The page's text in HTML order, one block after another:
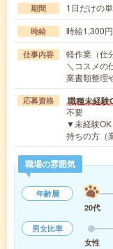
期間 1日だけの
時給 時給1,300
仕事内容
軽作業（仕
＼コスメの
業書類整理
応募資格 職種未経験
不要
▼未経験
持ちの方（
職場の雰囲気
年齢層
20代
男女比率
女性